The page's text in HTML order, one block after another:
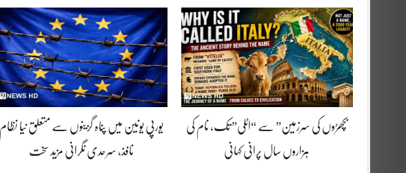
بچھڑوں کی سرزمین” سے “اٹلی” تک، نام کی
ہزاروں سال پرانی کہانی
یورپی یونین میں پناہ گزینوں سے متعلق نیا نظام
نافذ، سرحدی نگرانی مزید سخت